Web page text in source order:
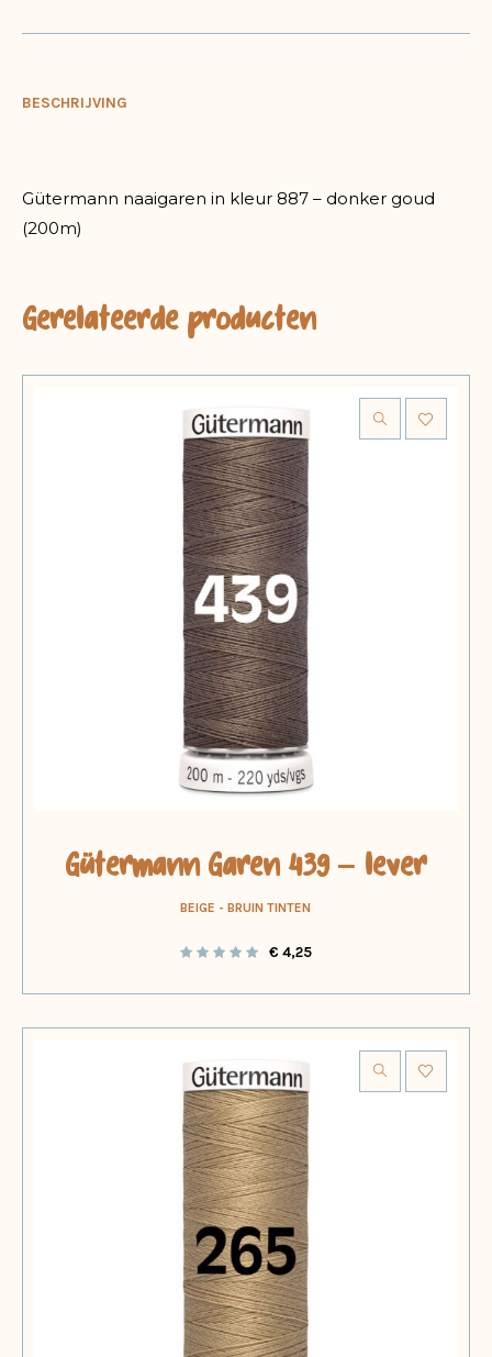
BESCHRIJVING
Gütermann naaigaren in kleur 887 – donker goud
(200m)
Gerelateerde producten
Gütermann Garen 439 – lever
BEIGE - BRUIN TINTEN
€ 4,25